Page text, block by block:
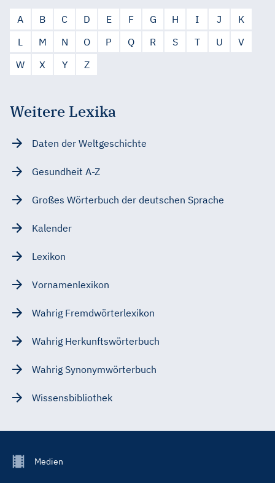
A B C D E F G H I J
K
L
M N O P Q R S T U
V
W
X Y Z
Weitere Lexika
Daten der Weltgeschichte
Gesundheit A-Z
Großes Wörterbuch der deutschen Sprache
Kalender
Lexikon
Vornamenlexikon
Wahrig Fremdwörterlexikon
Wahrig Herkunftswörterbuch
Wahrig Synonymwörterbuch
Wissensbibliothek
FooterMedien